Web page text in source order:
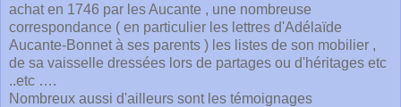
achat en 1746 par les Aucante , une nombreuse
correspondance ( en particulier les lettres d'Adélaïde
Aucante-Bonnet à ses parents ) les listes de son mobilier ,
de sa vaisselle dressées lors de partages ou d'héritages etc
..etc ….
Nombreux aussi d'ailleurs sont les témoignages